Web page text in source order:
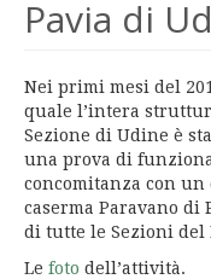
Pavia di
Nei primi mesi del
quale l’intera
Sezione di Udine è
una prova di
concomitanza con un
caserma Paravano
di tutte le Sezioni
Le foto dell’attività.